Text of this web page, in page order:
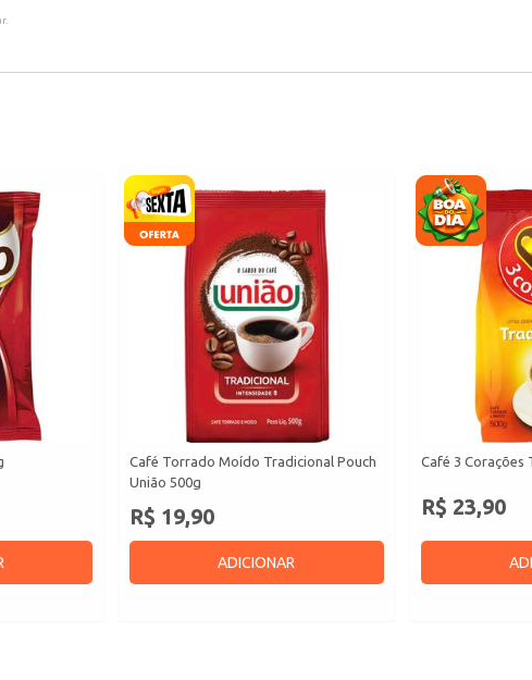
Café Torrado Moído Tradicional Pouch
União 500g
R$ 19,90
ADICIONAR
Café 3 Corações
R$ 23,90